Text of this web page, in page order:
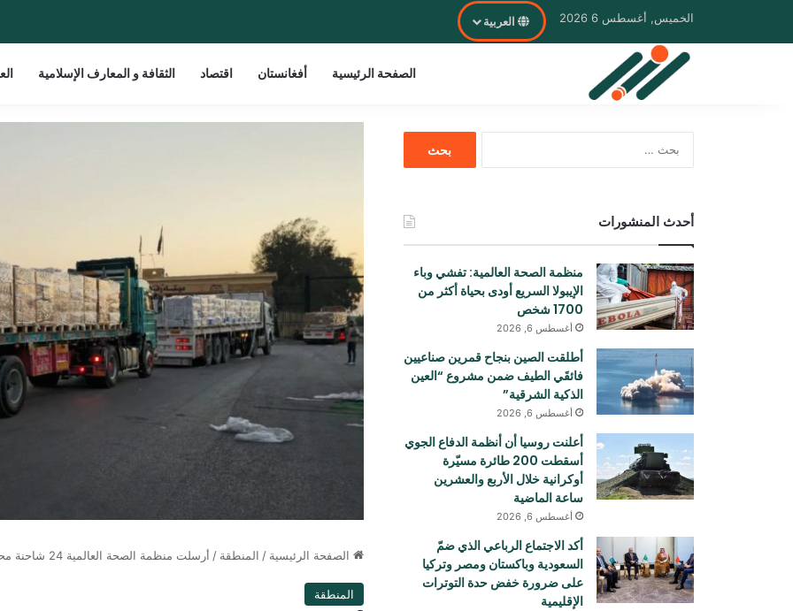
الخميس, أغسطس 6 2026 العربية
الصفحة الرئيسية أفغانستان اقتصاد الثقافة و المعارف الإسلامية
الصفحة الرئيسية / المنطقة / أرسلت منظمة الصحة العالمية 24 شاحنة محملة بالمعدات الطبية إلى غزة
المنطقة
أحدث المنشورات
منظمة الصحة العالمية: تفشي وباء
الإيبولا السريع أودی بحياة أكثر من
1700 شخص
أغسطس 6, 2026
أطلقت الصين بنجاح قمرين صناعيين
فائقَي الطيف ضمن مشروع “العين
الذكية الشرقية”
أغسطس 6, 2026
أعلنت روسيا أن أنظمة الدفاع الجوي
أسقطت 200 طائرة مسيّرة
أوكرانية خلال الأربع والعشرين
ساعة الماضية
أغسطس 6, 2026
أكد الاجتماع الرباعي الذي ضمّ
السعودية وباكستان ومصر وتركيا
على ضرورة خفض حدة التوترات
الإقليمية